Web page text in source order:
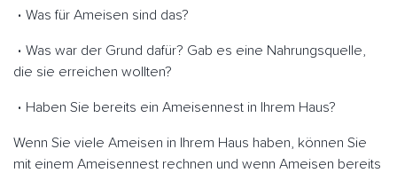
Was für Ameisen sind das?
Was war der Grund dafür? Gab es eine Nahrungsquelle,
die sie erreichen wollten?
Haben Sie bereits ein Ameisennest in Ihrem Haus?
Wenn Sie viele Ameisen in Ihrem Haus haben, können Sie
mit einem Ameisennest rechnen und wenn Ameisen bereits